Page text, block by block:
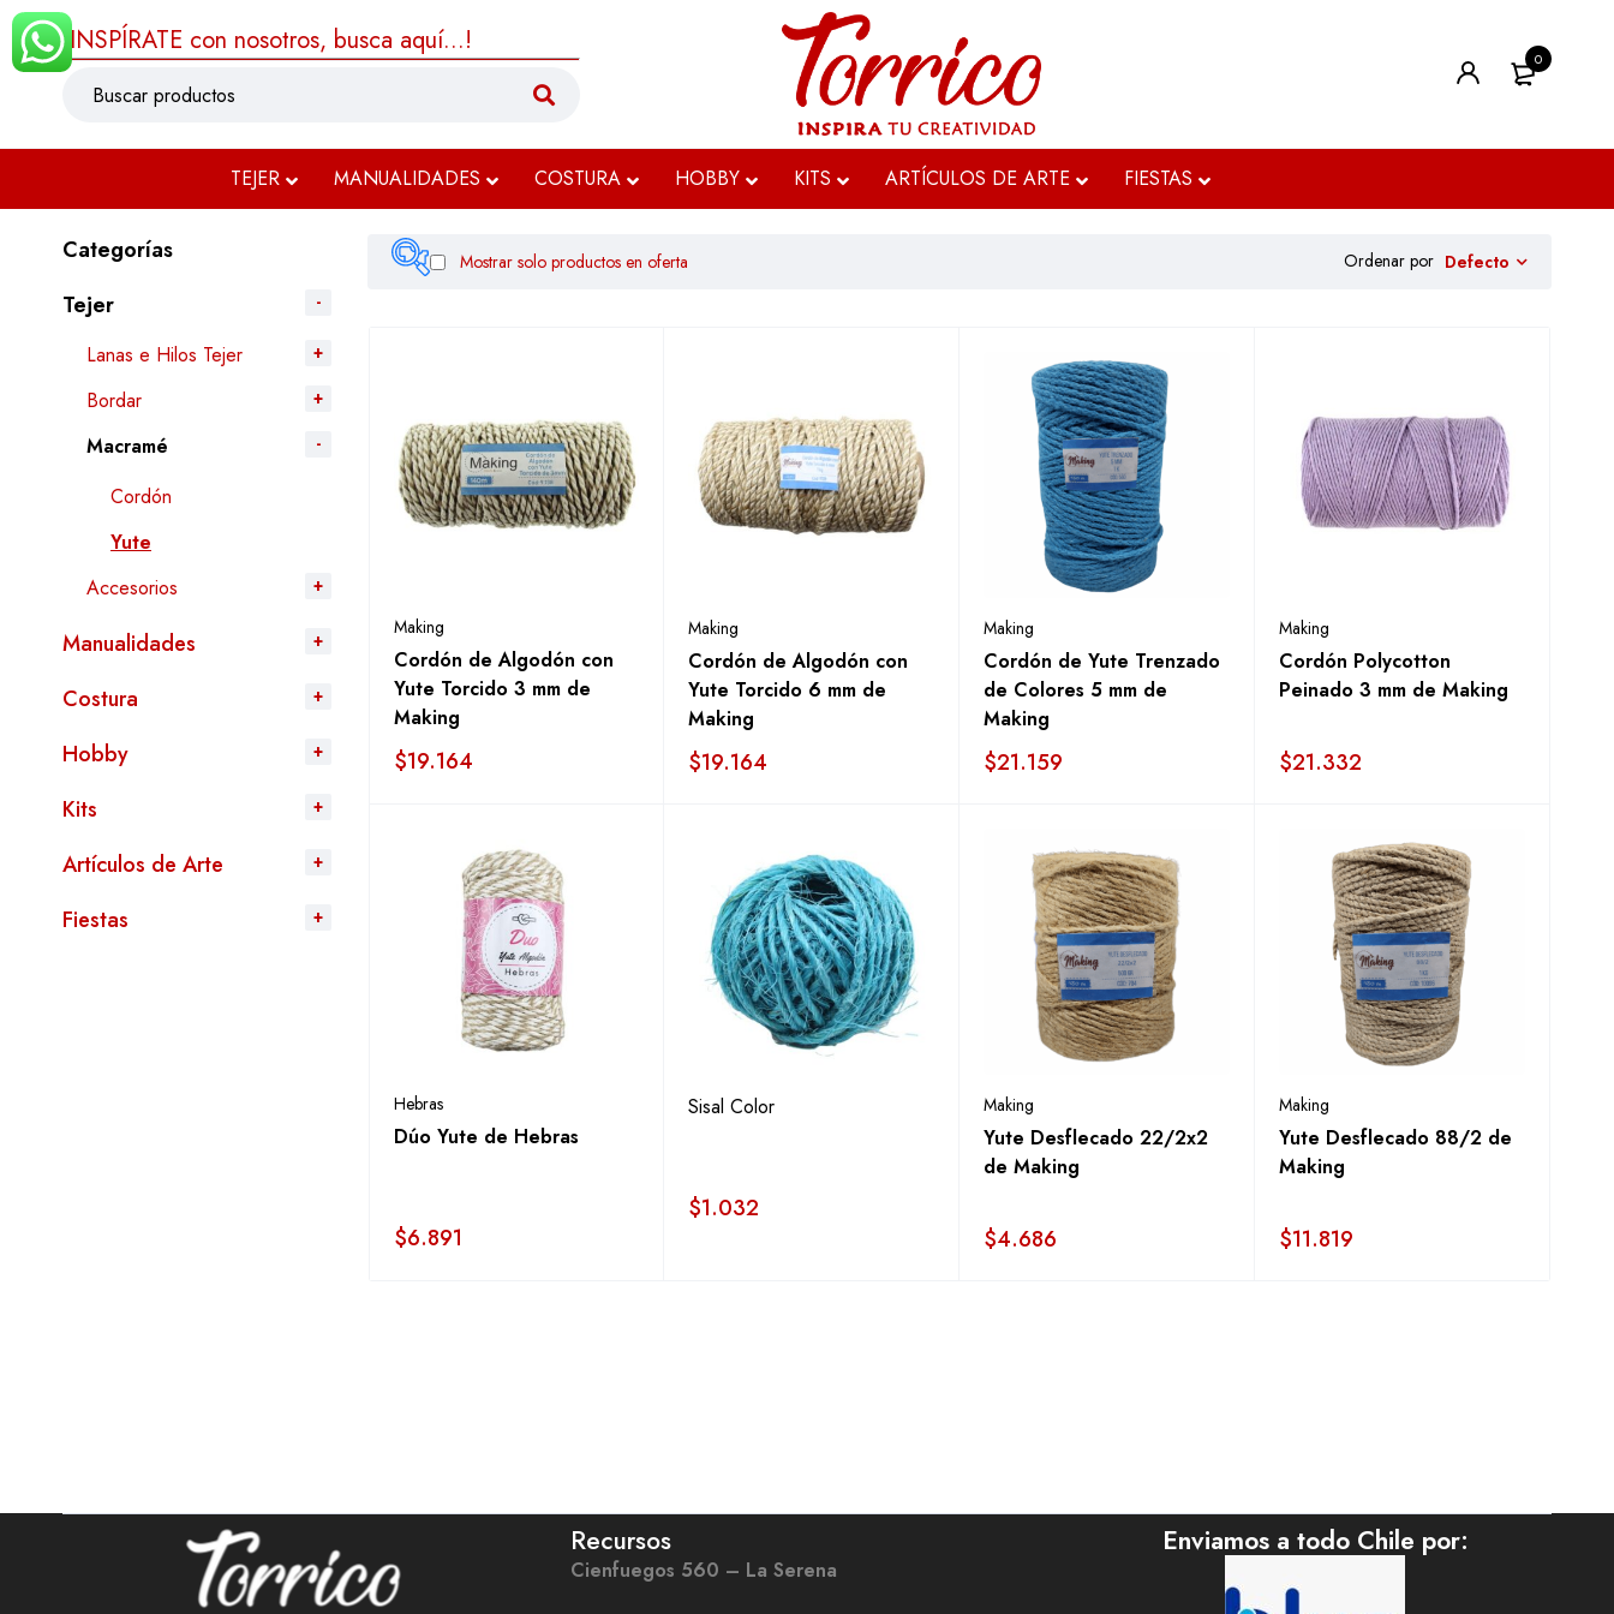
¡INSPÍRATE con nosotros, busca aquí...!
0
TEJER MANUALIDADES COSTURA HOBBY KITS ARTÍCULOS DE ARTE FIESTAS
Categorías
Tejer
Lanas e Hilos Tejer
Bordar
Macramé
Cordón
Yute
Accesorios
Manualidades
Costura
Hobby
Kits
Artículos de Arte
Fiestas
Filtrar
Ordenar por Defecto
Mostrar solo productos en oferta
Making
Cordón de Algodón con
Yute Torcido 3 mm de
Making
$19.164
Making
Cordón de Algodón con
Yute Torcido 6 mm de
Making
$19.164
Making
Cordón de Yute Trenzado
de Colores 5 mm de
Making
$21.159
Making
Cordón Polycotton
Peinado 3 mm de Making
$21.332
Hebras
Dúo Yute de Hebras
$6.891
Sisal Color
$1.032
Making
Yute Desflecado 22/2x2
de Making
$4.686
Making
Yute Desflecado 88/2 de
Making
$11.819
Recursos
Cienfuegos 560 – La Serena
Enviamos a todo Chile por: